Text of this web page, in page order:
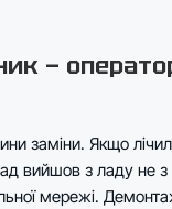
—
заміни. Якщо
вийшов з ладу не з
мережі.